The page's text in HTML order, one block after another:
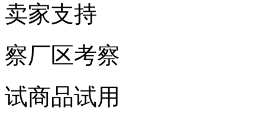
卖家支持
察厂区考察
试商品试用